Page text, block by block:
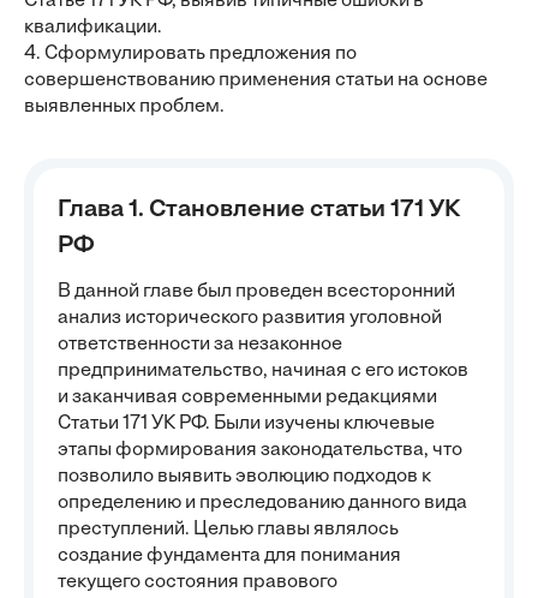
квалификации.
4. Сформулировать предложения по
совершенствованию применения статьи на основе
выявленных проблем.
Глава 1. Становление статьи 171 УК
РФ
В данной главе был проведен всесторонний
анализ исторического развития уголовной
ответственности за незаконное
предпринимательство, начиная с его истоков
и заканчивая современными редакциями
Статьи 171 УК РФ. Были изучены ключевые
этапы формирования законодательства, что
позволило выявить эволюцию подходов к
определению и преследованию данного вида
преступлений. Целью главы являлось
создание фундамента для понимания
текущего состояния правового